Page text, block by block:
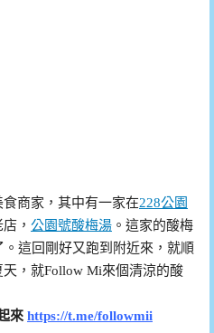
商家，其中有一家在228公園
， 公園號酸梅湯 。這家的酸梅
這回剛好又跑到附近來，就順
，就Follow Mi來個清涼的酸
來 https://t.me/followmii